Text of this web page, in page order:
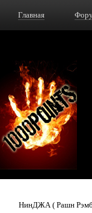
Главная
НинДЖА ( Рашн